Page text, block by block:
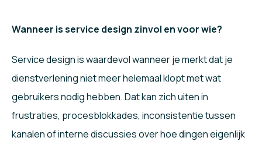
Wanneer is service design zinvol en voor wie?
Service design is waardevol wanneer je merkt dat je
dienstverlening niet meer helemaal klopt met wat
gebruikers nodig hebben. Dat kan zich uiten in
frustraties, procesblokkades, inconsistentie tussen
kanalen of interne discussies over hoe dingen eigenlijk